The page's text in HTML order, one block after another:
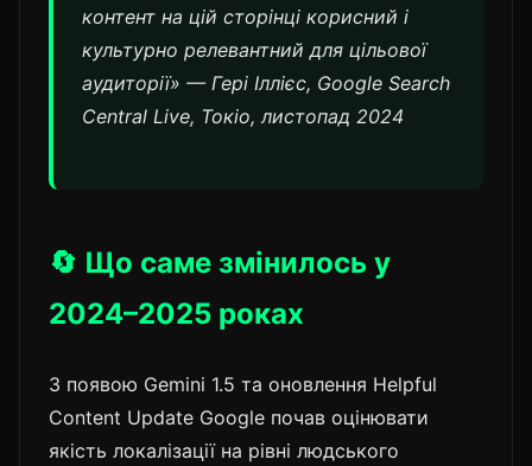
контент на цій сторінці корисний і
культурно релевантний для цільової
аудиторії» — Гері Іллієс, Google Search
Central Live, Токіо, листопад 2024
🔄 Що саме змінилось у
2024–2025 роках
З появою Gemini 1.5 та оновлення Helpful
Content Update Google почав оцінювати
якість локалізації на рівні людського